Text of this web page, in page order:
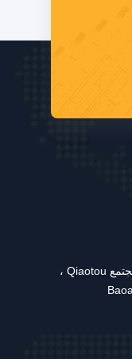
1118 ، رقم 106 ، طريق Yongfu ، مجتمع Qiaotou ،